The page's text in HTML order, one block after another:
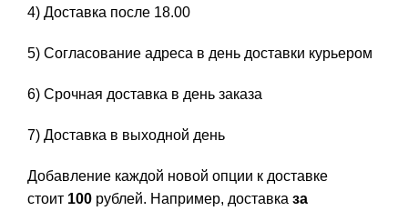
4) Доставка после 18.00
5) Согласование адреса в день доставки курьером
6) Срочная доставка в день заказа
7) Доставка в выходной день
Добавление каждой новой опции к доставке
стоит 100 рублей. Например, доставка за